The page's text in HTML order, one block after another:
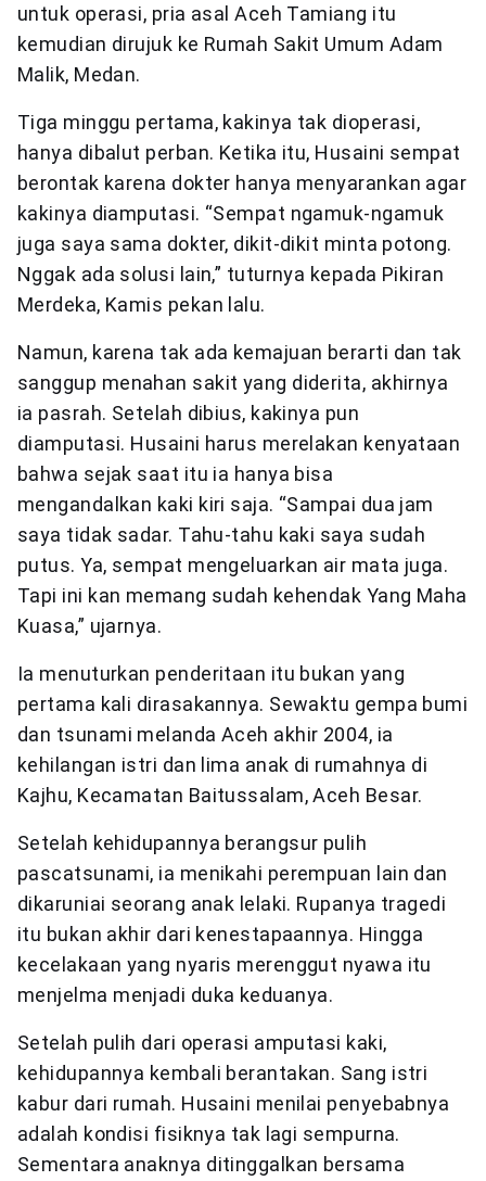
untuk operasi, pria asal Aceh Tamiang itu
kemudian dirujuk ke Rumah Sakit Umum Adam
Malik, Medan.
Tiga minggu pertama, kakinya tak dioperasi,
hanya dibalut perban. Ketika itu, Husaini sempat
berontak karena dokter hanya menyarankan agar
kakinya diamputasi. “Sempat ngamuk-ngamuk
juga saya sama dokter, dikit-dikit minta potong.
Nggak ada solusi lain,” tuturnya kepada Pikiran
Merdeka, Kamis pekan lalu.
Namun, karena tak ada kemajuan berarti dan tak
sanggup menahan sakit yang diderita, akhirnya
ia pasrah. Setelah dibius, kakinya pun
diamputasi. Husaini harus merelakan kenyataan
bahwa sejak saat itu ia hanya bisa
mengandalkan kaki kiri saja. “Sampai dua jam
saya tidak sadar. Tahu-tahu kaki saya sudah
putus. Ya, sempat mengeluarkan air mata juga.
Tapi ini kan memang sudah kehendak Yang Maha
Kuasa,” ujarnya.
Ia menuturkan penderitaan itu bukan yang
pertama kali dirasakannya. Sewaktu gempa bumi
dan tsunami melanda Aceh akhir 2004, ia
kehilangan istri dan lima anak di rumahnya di
Kajhu, Kecamatan Baitussalam, Aceh Besar.
Setelah kehidupannya berangsur pulih
pascatsunami, ia menikahi perempuan lain dan
dikaruniai seorang anak lelaki. Rupanya tragedi
itu bukan akhir dari kenestapaannya. Hingga
kecelakaan yang nyaris merenggut nyawa itu
menjelma menjadi duka keduanya.
Setelah pulih dari operasi amputasi kaki,
kehidupannya kembali berantakan. Sang istri
kabur dari rumah. Husaini menilai penyebabnya
adalah kondisi fisiknya tak lagi sempurna.
Sementara anaknya ditinggalkan bersama